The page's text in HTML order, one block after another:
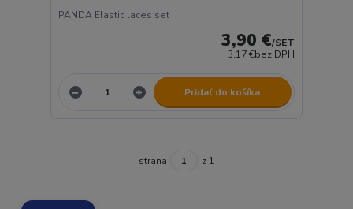
PANDA Elastic laces set
3,90 €/SET
3,17 €bez DPH
Pridať do košíka
strana z 1